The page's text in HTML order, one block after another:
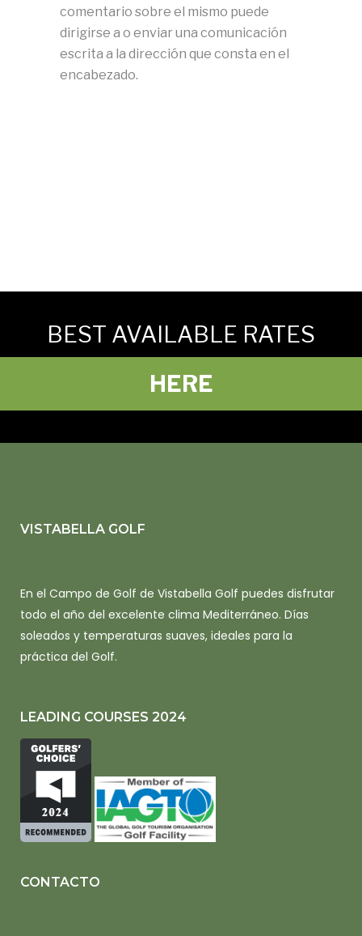
comentario sobre el mismo puede
dirigirse a o enviar una comunicación
escrita a la dirección que consta en el
encabezado.
BEST AVAILABLE RATES
HERE
VISTABELLA GOLF
En el Campo de Golf de Vistabella Golf puedes disfrutar
todo el año del excelente clima Mediterráneo. Días
soleados y temperaturas suaves, ideales para la
práctica del Golf.
LEADING COURSES 2024
CONTACTO